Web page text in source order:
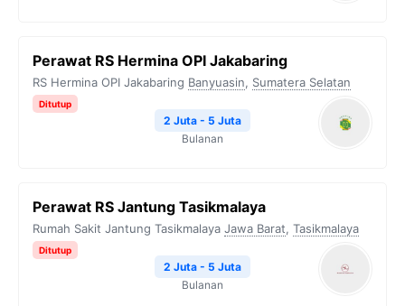
Perawat RS Hermina OPI Jakabaring
RS Hermina OPI Jakabaring Banyuasin, Sumatera Selatan
Ditutup
2 Juta - 5 Juta
Bulanan
Perawat RS Jantung Tasikmalaya
Rumah Sakit Jantung Tasikmalaya Jawa Barat, Tasikmalaya
Ditutup
2 Juta - 5 Juta
Bulanan